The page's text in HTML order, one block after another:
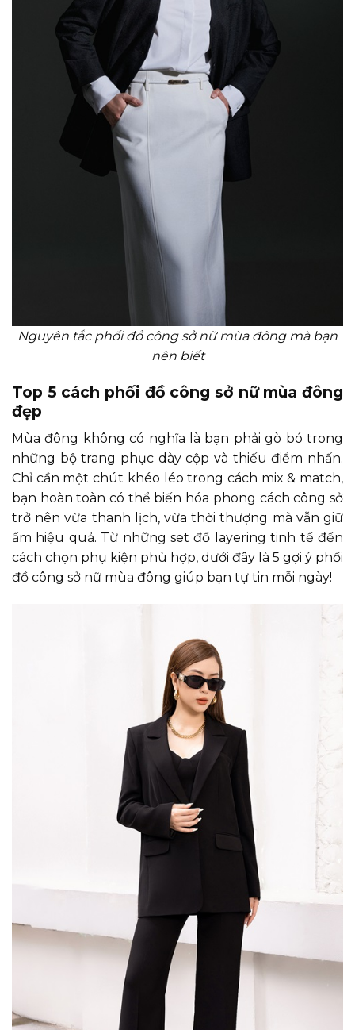
Nguyên tắc phối đồ công sở nữ mùa đông mà bạn
nên biết
Top 5 cách phối đồ công sở nữ mùa đông
đẹp
Mùa đông không có nghĩa là bạn phải gò bó trong
những bộ trang phục dày cộp và thiếu điểm nhấn.
Chỉ cần một chút khéo léo trong cách mix & match,
bạn hoàn toàn có thể biến hóa phong cách công sở
trở nên vừa thanh lịch, vừa thời thượng mà vẫn giữ
ấm hiệu quả. Từ những set đồ layering tinh tế đến
cách chọn phụ kiện phù hợp, dưới đây là 5 gợi ý phối
đồ công sở nữ mùa đông giúp bạn tự tin mỗi ngày!